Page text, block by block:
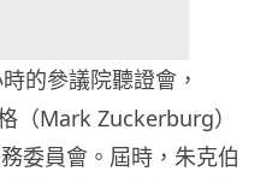
的參議院聽證會，
（Mark Zuckerburg）
委員會。屆時，朱克伯